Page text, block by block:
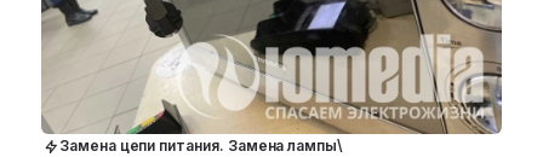
Замена цепи питания. Замена лампы\